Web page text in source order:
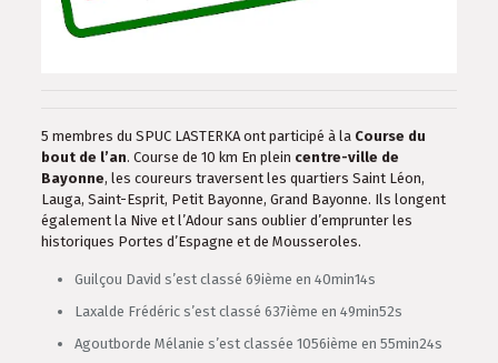
5 membres du SPUC LASTERKA ont participé à la Course du
bout de l’an. Course de 10 km En plein centre-ville de
Bayonne, les coureurs traversent les quartiers Saint Léon,
Lauga, Saint-Esprit, Petit Bayonne, Grand Bayonne. Ils longent
également la Nive et l’Adour sans oublier d’emprunter les
historiques Portes d’Espagne et de Mousseroles.
Guilçou David s’est classé 69ième en 40min14s
Laxalde Frédéric s’est classé 637ième en 49min52s
Agoutborde Mélanie s’est classée 1056ième en 55min24s